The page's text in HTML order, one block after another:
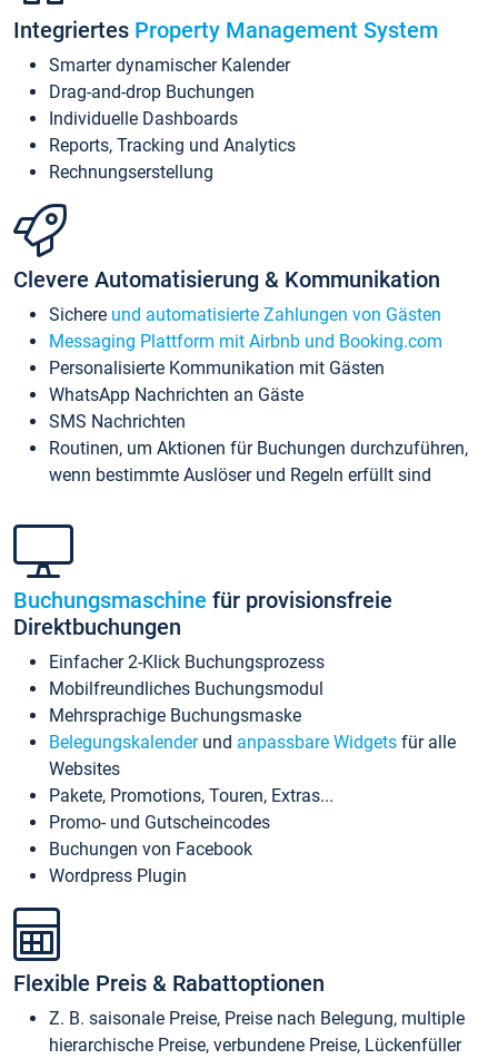
Integriertes Property Management System
Smarter dynamischer Kalender
Drag-and-drop Buchungen
Individuelle Dashboards
Reports, Tracking und Analytics
Rechnungserstellung
Clevere Automatisierung & Kommunikation
Sichere und automatisierte Zahlungen von Gästen
Messaging Plattform mit Airbnb und Booking.com
Personalisierte Kommunikation mit Gästen
WhatsApp Nachrichten an Gäste
SMS Nachrichten
Routinen, um Aktionen für Buchungen durchzuführen,
wenn bestimmte Auslöser und Regeln erfüllt sind
Buchungsmaschine für provisionsfreie
Direktbuchungen
Einfacher 2-Klick Buchungsprozess
Mobilfreundliches Buchungsmodul
Mehrsprachige Buchungsmaske
Belegungskalenderund anpassbare Widgets für alle
Websites
Pakete, Promotions, Touren, Extras...
Promo- und Gutscheincodes
Buchungen von Facebook
Wordpress Plugin
Flexible Preis & Rabattoptionen
Z. B. saisonale Preise, Preise nach Belegung, multiple
hierarchische Preise, verbundene Preise, Lückenfüller